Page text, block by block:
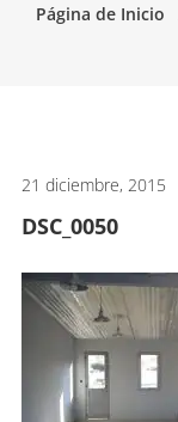
de
Página de Inicio
21 diciembre, 2015
DSC_0050